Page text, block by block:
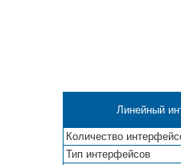
Линейный
Количество
Тип интерфейсов